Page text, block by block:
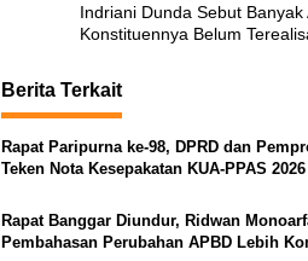
a
i
a
i
Indriani Dunda Sebut Banyak
Konstituennya Belum
Berita Terkait
Rapat Paripurna ke-98, DPRD dan
Teken Nota Kesepakatan KUA-PPAS 2026
Rapat Banggar Diundur, Ridwan
Pembahasan Perubahan APBD Lebih